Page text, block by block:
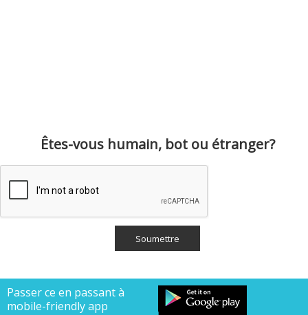
Êtes-vous humain, bot ou étranger?
Passer ce en passant à
mobile-friendly app